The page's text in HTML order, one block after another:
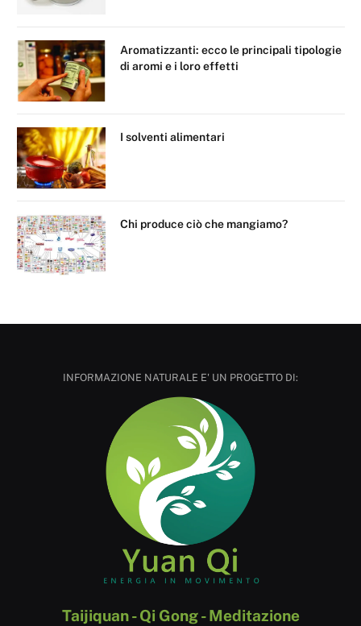
Aromatizzanti: ecco le principali tipologie
di aromi e i loro effetti
I solventi alimentari
Chi produce ciò che mangiamo?
INFORMAZIONE NATURALE E' UN PROGETTO DI:
Taijiquan - Qi Gong - Meditazione